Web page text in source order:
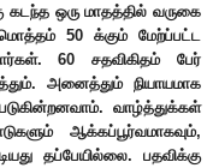
ஒரு மாதத்தில் வருகை
50 க்கும் மேற்ப்பட்ட
60 சதவிகிதம் பேர்
அனைத்தும் நியாயமாக
வாழ்த்துக்கள்
ஆக்கப்பூர்வமாகவும்,
தப்பேயில்லை. பதவிக்கு